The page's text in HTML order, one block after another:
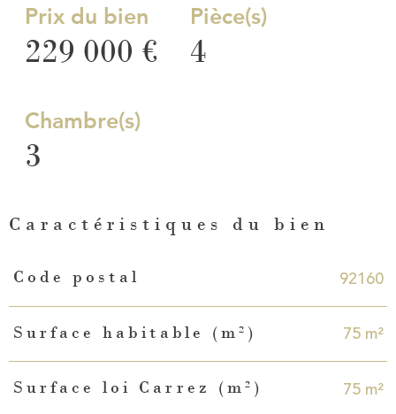
Prix du bien
229 000 €
Pièce(s)
4
Chambre(s)
3
Caractéristiques du bien
Caractéristiques
Code postal 92160
Surface habitable (m²) 75 m²
Surface loi Carrez (m²) 75 m²